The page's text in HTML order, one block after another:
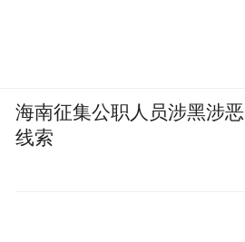
海南征集公职人员涉黑涉恶
线索